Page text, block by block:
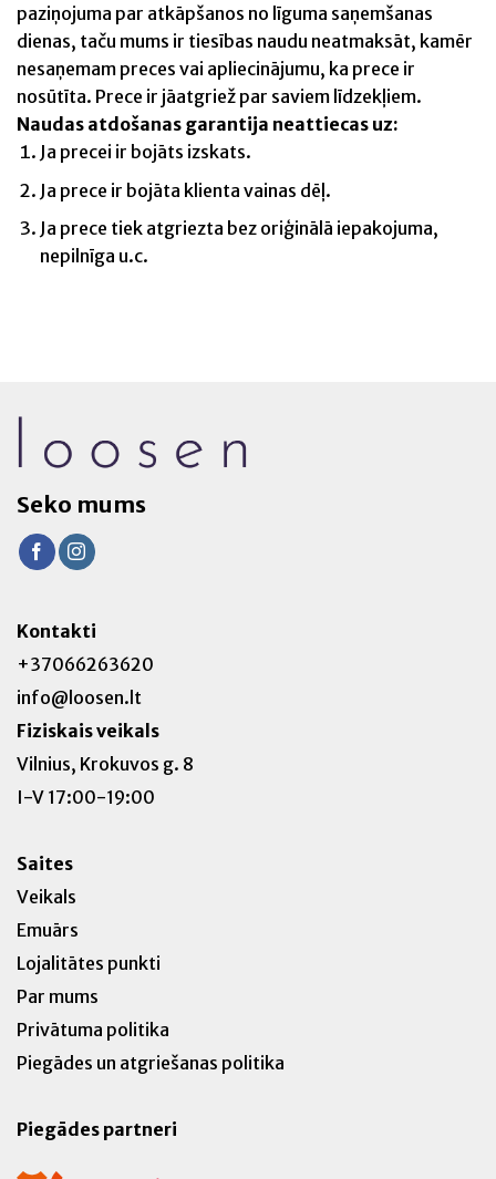
paziņojuma par atkāpšanos no līguma saņemšanas
dienas, taču mums ir tiesības naudu neatmaksāt, kamēr
nesaņemam preces vai apliecinājumu, ka prece ir
nosūtīta. Prece ir jāatgriež par saviem līdzekļiem.
Naudas atdošanas garantija neattiecas uz:
Ja precei ir bojāts izskats.
Ja prece ir bojāta klienta vainas dēļ.
Ja prece tiek atgriezta bez oriģinālā iepakojuma,
nepilnīga u.c.
Seko mums
Kontakti
+37066263620
info@loosen.lt
Fiziskais veikals
Vilnius, Krokuvos g. 8
I-V 17:00-19:00
Saites
Veikals
Emuārs
Lojalitātes punkti
Par mums
Privātuma politika
Piegādes un atgriešanas politika
Piegādes partneri